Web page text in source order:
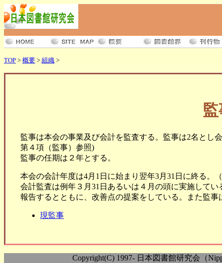
TOP > 概要 > 組織 >
監事は本会の事業及び会計を監査する。監事は2名と
第４項（監事）参照)
監事の任期は２年とする。
本会の会計年度は4月1日に始まり翌年3月31日に終る。
会計監査は例年３月31日あるいは４月の頭に実施して
報告するとともに、改善点の提案をしている。また監
現監事
Copyright(C) 1997- 日本図書館研究会（